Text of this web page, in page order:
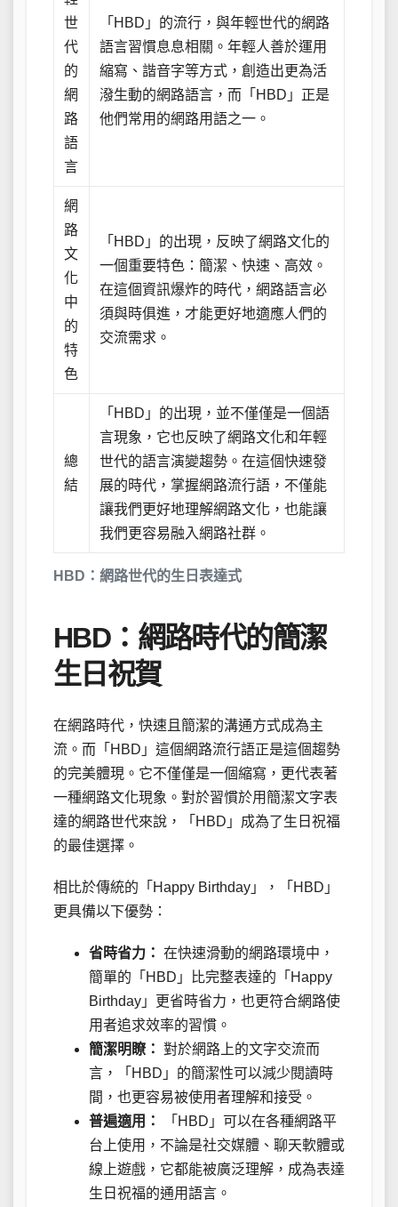
HBD：網路世代的生日表達式
世
代
的
網
路
語
言
「HBD」的流行，與年輕世代的網路
語言習慣息息相關。年輕人善於運用
縮寫、諧音字等方式，創造出更為活
潑生動的網路語言，而「HBD」正是
他們常用的網路用語之一。
網
路
文
化
中
的
特
色
「HBD」的出現，反映了網路文化的
一個重要特色：簡潔、快速、高效。
在這個資訊爆炸的時代，網路語言必
須與時俱進，才能更好地適應人們的
交流需求。
總
結
「HBD」的出現，並不僅僅是一個語
言現象，它也反映了網路文化和年輕
世代的語言演變趨勢。在這個快速發
展的時代，掌握網路流行語，不僅能
讓我們更好地理解網路文化，也能讓
我們更容易融入網路社群。
HBD：網路時代的簡潔
生日祝賀
在網路時代，快速且簡潔的溝通方式成為主
流。而「HBD」這個網路流行語正是這個趨勢
的完美體現。它不僅僅是一個縮寫，更代表著
一種網路文化現象。對於習慣於用簡潔文字表
達的網路世代來說，「HBD」成為了生日祝福
的最佳選擇。
相比於傳統的「Happy Birthday」，「HBD」
更具備以下優勢：
省時省力： 在快速滑動的網路環境中，
簡單的「HBD」比完整表達的「Happy
Birthday」更省時省力，也更符合網路使
用者追求效率的習慣。
簡潔明瞭： 對於網路上的文字交流而
言，「HBD」的簡潔性可以減少閱讀時
間，也更容易被使用者理解和接受。
普遍適用：
「HBD」可以在各種網路平
台上使用，不論是社交媒體、聊天軟體或
線上遊戲，它都能被廣泛理解，成為表達
生日祝福的通用語言。